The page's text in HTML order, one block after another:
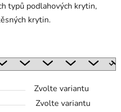
typů podlahových krytin,
krytin.
Zvolte variantu
Zvolte variantu